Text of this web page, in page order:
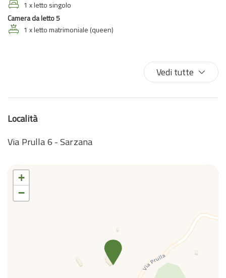
Estintore
Ferro da stiro
Gabinetto
Giardino
Lavastoviglie
Lavatrice/Asciugatrice
Letti matrimoniali
Letto singolo
Parcheggio gratuito
1 x letto singolo
Camera da letto 5
1 x letto matrimoniale (queen)
Vedi tutte
Località
Via Prulla 6 - Sarzana
+
−